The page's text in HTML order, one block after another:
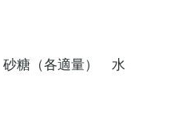
砂糖（各適量） 水